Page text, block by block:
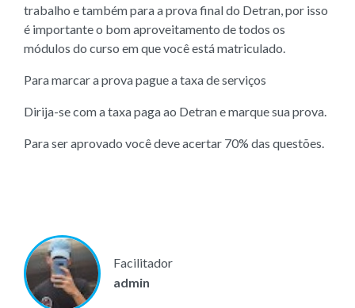
trabalho e também para a prova final do Detran, por isso
é importante o bom aproveitamento de todos os
módulos do curso em que você está matriculado.
Para marcar a prova pague a taxa de serviços
Dirija-se com a taxa paga ao Detran e marque sua prova.
Para ser aprovado você deve acertar 70% das questões.
Facilitador
admin